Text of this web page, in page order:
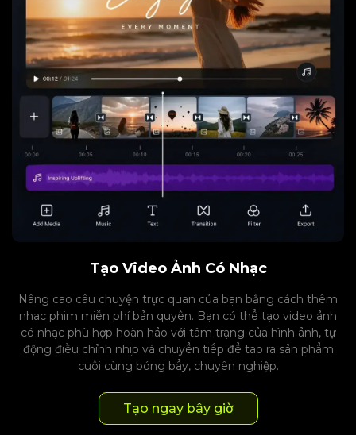
Tạo Video Ảnh Có Nhạc
Nâng cao câu chuyện trực quan của bạn bằng cách thêm
nhạc phim miễn phí bản quyền. Bạn có thể tạo video ảnh
có nhạc phù hợp hoàn hảo với tâm trạng của hình ảnh, tự
động điều chỉnh nhịp và chuyển tiếp để tạo ra sản phẩm
cuối cùng bóng bẩy, chuyên nghiệp.
Tạo ngay bây giờ